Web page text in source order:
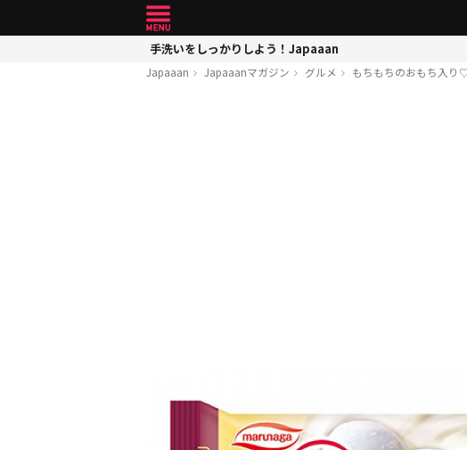
手洗いをしっかりしよう！Japaaan
Japaaan Japaaanマガジン グルメ もちもちのおもち入り